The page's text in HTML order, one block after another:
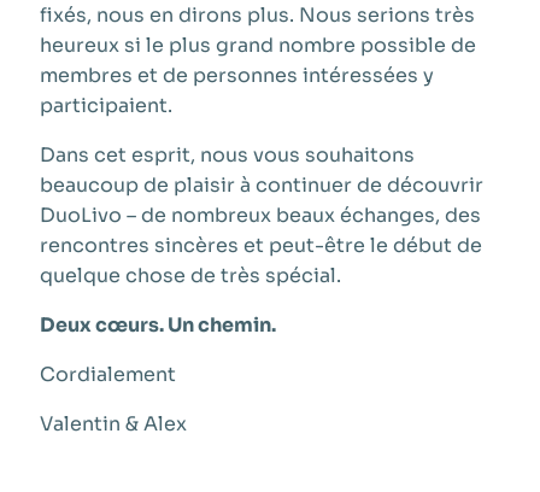
fixés, nous en dirons plus. Nous serions très
heureux si le plus grand nombre possible de
membres et de personnes intéressées y
participaient.
Dans cet esprit, nous vous souhaitons
beaucoup de plaisir à continuer de découvrir
DuoLivo – de nombreux beaux échanges, des
rencontres sincères et peut-être le début de
quelque chose de très spécial.
Deux cœurs. Un chemin.
Cordialement
Valentin & Alex